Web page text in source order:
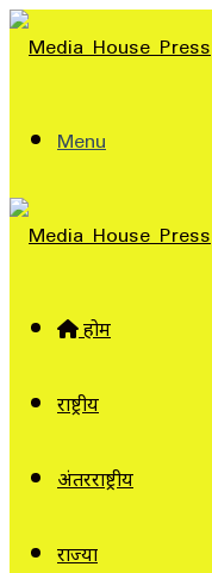
Menu
होम
राष्ट्रीय
अंतरराष्ट्रीय
राज्यों